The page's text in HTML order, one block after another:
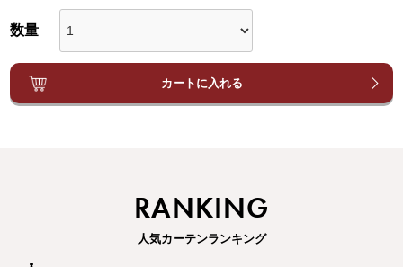
カートに入れる
RANKING
人気カーテンランキング